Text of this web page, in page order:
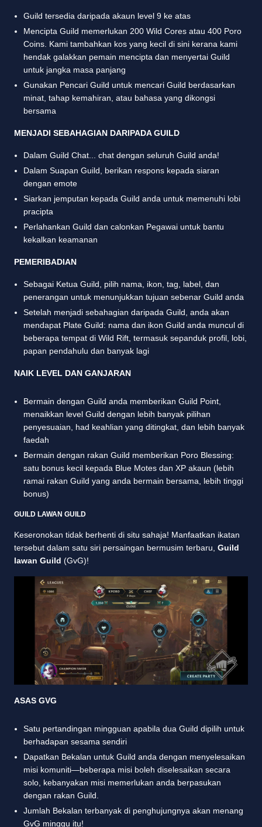
Guild tersedia daripada akaun level 9 ke atas
Mencipta Guild memerlukan 200 Wild Cores atau 400 Poro
Coins. Kami tambahkan kos yang kecil di sini kerana kami
hendak galakkan pemain mencipta dan menyertai Guild
untuk jangka masa panjang
Gunakan Pencari Guild untuk mencari Guild berdasarkan
minat, tahap kemahiran, atau bahasa yang dikongsi
bersama
MENJADI SEBAHAGIAN DARIPADA GUILD
Dalam Guild Chat... chat dengan seluruh Guild anda!
Dalam Suapan Guild, berikan respons kepada siaran
dengan emote
Siarkan jemputan kepada Guild anda untuk memenuhi lobi
pracipta
Perlahankan Guild dan calonkan Pegawai untuk bantu
kekalkan keamanan
PEMERIBADIAN
Sebagai Ketua Guild, pilih nama, ikon, tag, label, dan
penerangan untuk menunjukkan tujuan sebenar Guild anda
Setelah menjadi sebahagian daripada Guild, anda akan
mendapat Plate Guild: nama dan ikon Guild anda muncul di
beberapa tempat di Wild Rift, termasuk sepanduk profil, lobi,
papan pendahulu dan banyak lagi
NAIK LEVEL DAN GANJARAN
Bermain dengan Guild anda memberikan Guild Point,
menaikkan level Guild dengan lebih banyak pilihan
penyesuaian, had keahlian yang ditingkat, dan lebih banyak
faedah
Bermain dengan rakan Guild memberikan Poro Blessing:
satu bonus kecil kepada Blue Motes dan XP akaun (lebih
ramai rakan Guild yang anda bermain bersama, lebih tinggi
bonus)
GUILD LAWAN GUILD
Keseronokan tidak berhenti di situ sahaja! Manfaatkan ikatan
tersebut dalam satu siri persaingan bermusim terbaru, Guild
lawan Guild (GvG)!
ASAS GVG
Satu pertandingan mingguan apabila dua Guild dipilih untuk
berhadapan sesama sendiri
Dapatkan Bekalan untuk Guild anda dengan menyelesaikan
misi komuniti—beberapa misi boleh diselesaikan secara
solo, kebanyakan misi memerlukan anda berpasukan
dengan rakan Guild.
Jumlah Bekalan terbanyak di penghujungnya akan menang
GvG minggu itu!